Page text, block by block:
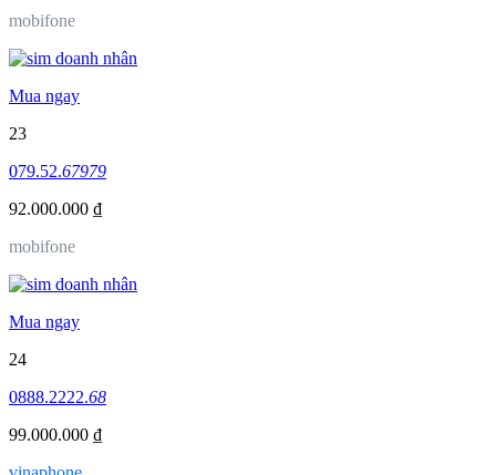
mobifone
Mua ngay
23
079.52.67979
92.000.000 ₫
mobifone
Mua ngay
24
0888.2222.68
99.000.000 ₫